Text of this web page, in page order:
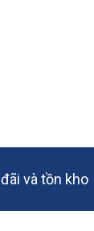
và tồn kho